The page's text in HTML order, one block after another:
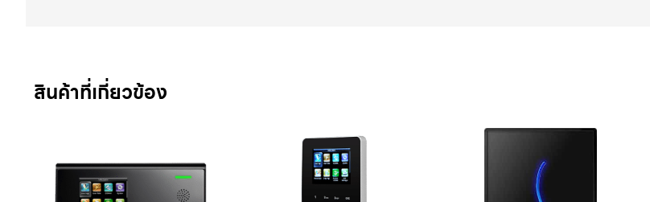
สินค้าที่เกี่ยวข้อง